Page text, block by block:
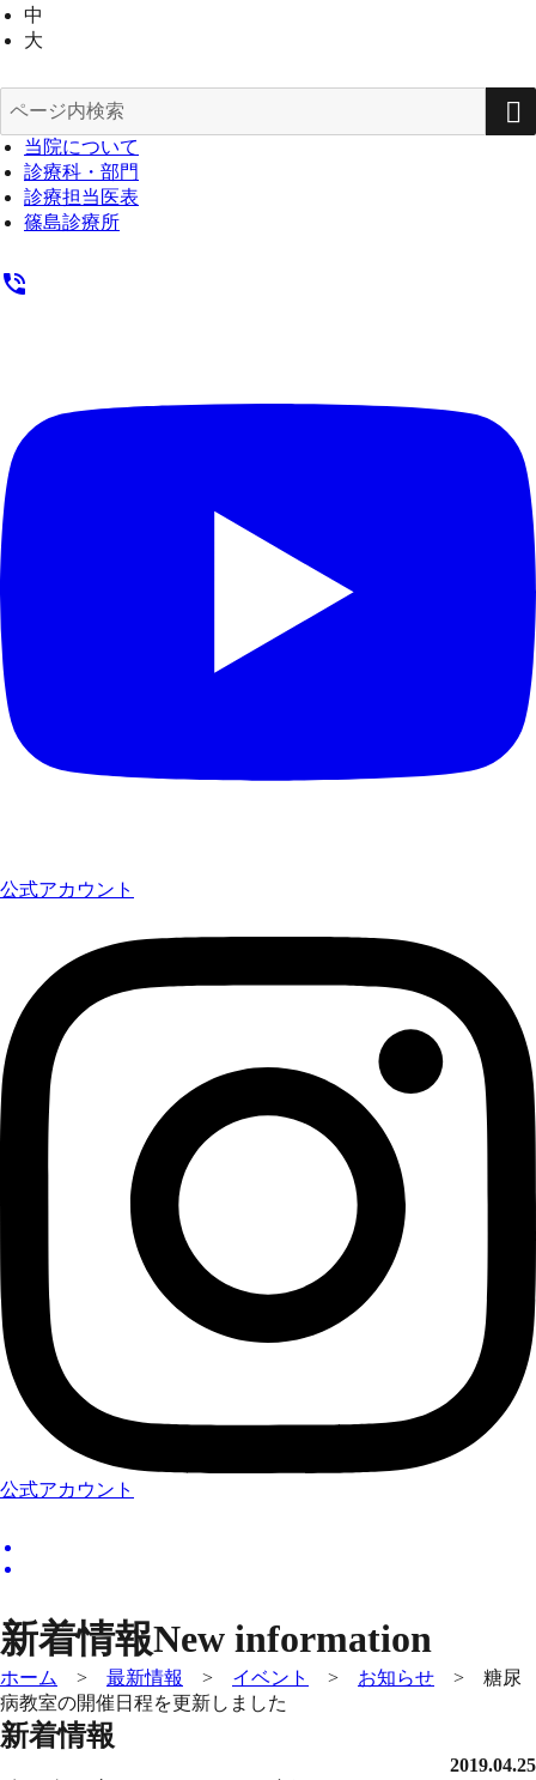
中
大
対
象:
当院について
診療科・部門
診療担当医表
篠島診療所
phone_in_talk
公式アカウント
公式アカウント
新着情報New information
ホーム > 最新情報 > イベント > お知らせ > 糖尿
病教室の開催日程を更新しました
新着情報
2019.04.25